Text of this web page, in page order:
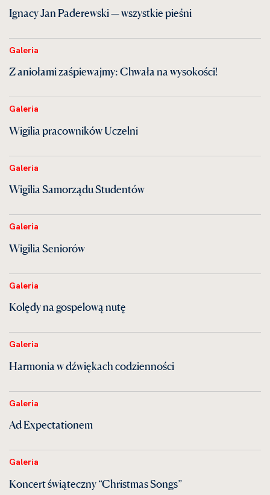
Ignacy Jan Paderewski — wszystkie pieśni
Galeria
Z aniołami zaśpiewajmy: Chwała na wysokości!
Galeria
Wigilia pracowników Uczelni
Galeria
Wigilia Samorządu Studentów
Galeria
Wigilia Seniorów
Galeria
Kolędy na gospelową nutę
Galeria
Harmonia w dźwiękach codzienności
Galeria
Ad Expectationem
Galeria
Koncert świąteczny “Christmas Songs”